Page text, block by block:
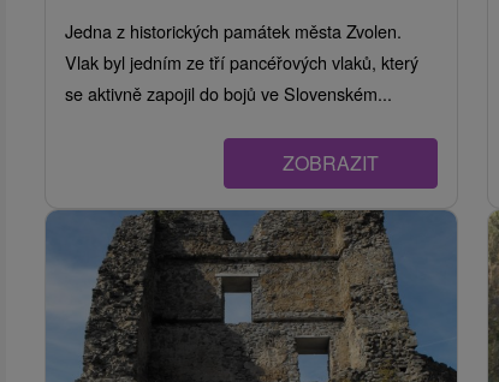
Jedna z historických památek města Zvolen.
Vlak byl jedním ze tří pancéřových vlaků, který
se aktivně zapojil do bojů ve Slovenském...
ZOBRAZIT